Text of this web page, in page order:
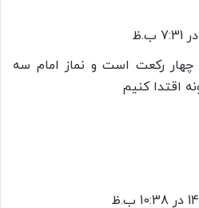
چهار رکعت است و نماز امام سه
اقتدا کنیم